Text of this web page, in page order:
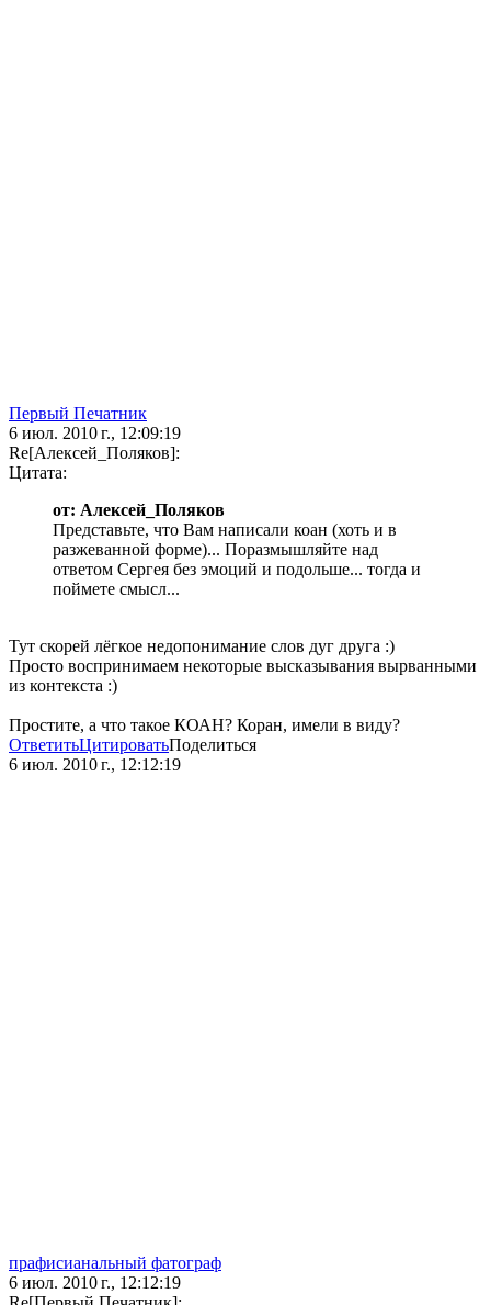
Первый Печатник
6 июл. 2010 г., 12:09:19
Re[Алексей_Поляков]:
Цитата:
от: Алексей_Поляков
Представьте, что Вам написали коан (хоть и в
разжеванной форме)... Поразмышляйте над
ответом Сергея без эмоций и подольше... тогда и
поймете смысл...
Тут скорей лёгкое недопонимание слов дуг друга :)
Просто воспринимаем некоторые высказывания вырванными
из контекста :)
Простите, а что такое КОАН? Коран, имели в виду?
ОтветитьЦитироватьПоделиться
6 июл. 2010 г., 12:12:19
прафисианальный фатограф
6 июл. 2010 г., 12:12:19